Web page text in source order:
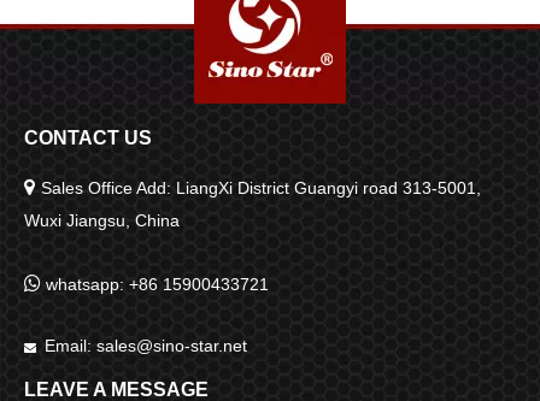
CONTACT US
 Sales Office Add: LiangXi District Guangyi road 313-5001,
Wuxi Jiangsu, China
 whatsapp: +86 15900433721
 Email: sales@sino-star.net
LEAVE A MESSAGE